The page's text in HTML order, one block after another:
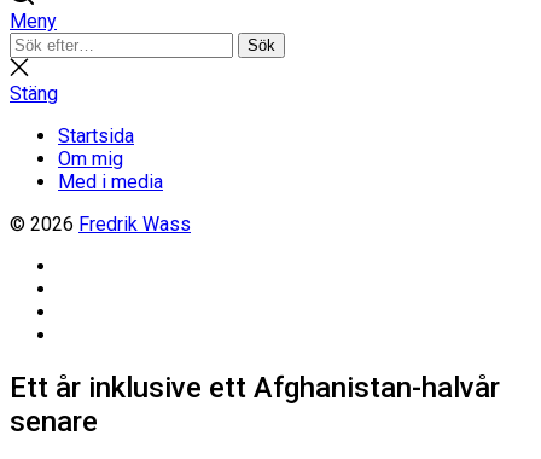
Meny
Sök
efter:
Sök
Stäng
sökning
Stäng
Startsida
Om mig
Med i media
© 2026 Fredrik Wass
Ett år inklusive ett Afghanistan-halvår
senare